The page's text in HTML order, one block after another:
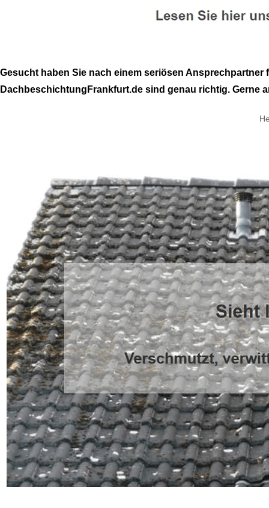
Gesucht haben Sie nach einem seriösen
DachbeschichtungFrankfurt.de sind genau richtig. Gerne